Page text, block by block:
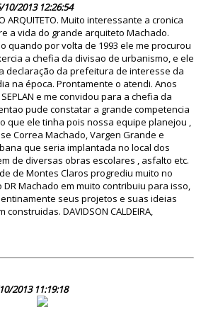
2013 12:26:54
O ARQUITETO. Muito interessante a cronica
a vida do grande arquiteto Machado.
quando por volta de 1993 ele me procurou
a chefia da divisao de urbanismo, e ele
declaração da prefeitura de interesse da
na época. Prontamente o atendi. Anos
e me convidou para a chefia da
pude constatar a grande competencia
que ele tinha pois nossa equipe planejou ,
Correa Machado, Vargen Grande e
que seria implantada no local dos
de diversas obras escolares , asfalto etc.
de Montes Claros progrediu muito no
Machado em muito contribuiu para isso,
seus projetos e suas ideias
DAVIDSON CALDEIRA,
2013 11:19:18